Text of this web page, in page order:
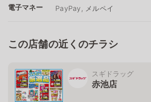
電子マネー PayPay, メルペイ
この店舗の近くのチラシ
スギドラッグ
赤池店